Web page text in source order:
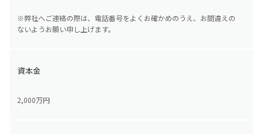
※弊社へご連絡の際は、電話番号をよくお確かめのうえ、お間違えの
ないようお願い申し上げます。
資本金
2,000万円